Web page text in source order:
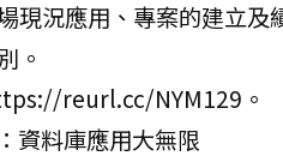
現況應用、專案的建立
。
reurl.cc/NYM129。
資料庫應用大無限